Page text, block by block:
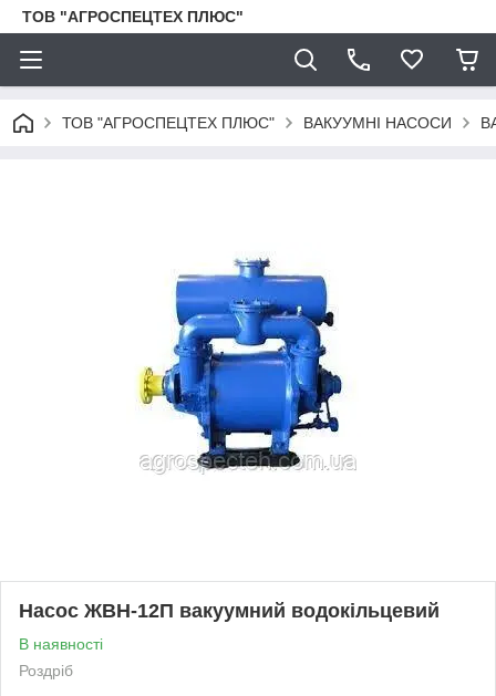
ТОВ "АГРОСПЕЦТЕХ ПЛЮС"
ТОВ "АГРОСПЕЦТЕХ ПЛЮС" ВАКУУМНІ НАСОСИ
Насос ЖВН-12П вакуумний водокільцевий
В наявності
Роздріб